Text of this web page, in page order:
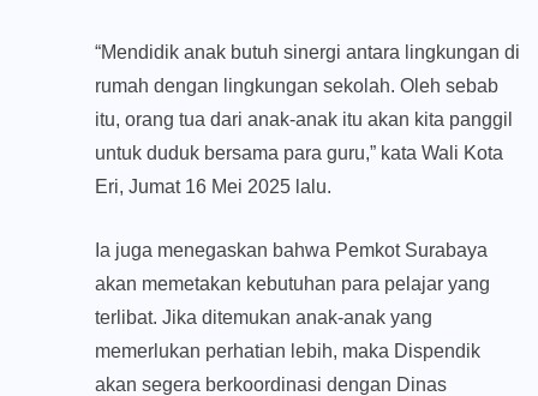
“Mendidik anak butuh sinergi antara lingkungan di
rumah dengan lingkungan sekolah. Oleh sebab
itu, orang tua dari anak-anak itu akan kita panggil
untuk duduk bersama para guru,” kata Wali Kota
Eri, Jumat 16 Mei 2025 lalu.
Ia juga menegaskan bahwa Pemkot Surabaya
akan memetakan kebutuhan para pelajar yang
terlibat. Jika ditemukan anak-anak yang
memerlukan perhatian lebih, maka Dispendik
akan segera berkoordinasi dengan Dinas